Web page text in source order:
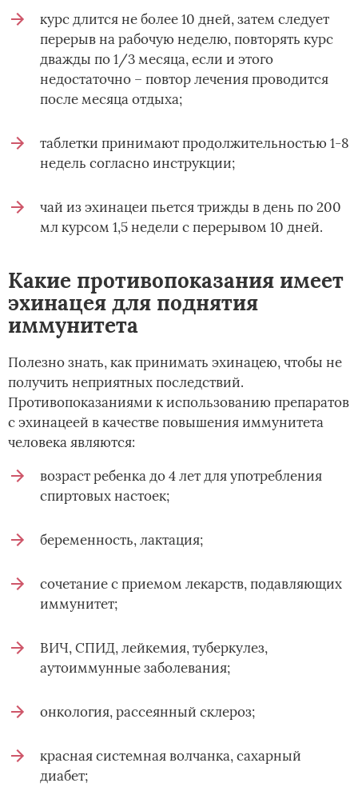
курс длится не более 10 дней, затем следует
перерыв на рабочую неделю, повторять курс
дважды по 1/3 месяца, если и этого
недостаточно – повтор лечения проводится
после месяца отдыха;
таблетки принимают продолжительностью 1-8
недель согласно инструкции;
чай из эхинацеи пьется трижды в день по 200
мл курсом 1,5 недели с перерывом 10 дней.
Какие противопоказания имеет
эхинацея для поднятия
иммунитета
Полезно знать, как принимать эхинацею, чтобы не
получить неприятных последствий.
Противопоказаниями к использованию препаратов
с эхинацеей в качестве повышения иммунитета
человека являются:
возраст ребенка до 4 лет для употребления
спиртовых настоек;
беременность, лактация;
сочетание с приемом лекарств, подавляющих
иммунитет;
ВИЧ, СПИД, лейкемия, туберкулез,
аутоиммунные заболевания;
онкология, рассеянный склероз;
красная системная волчанка, сахарный
диабет;